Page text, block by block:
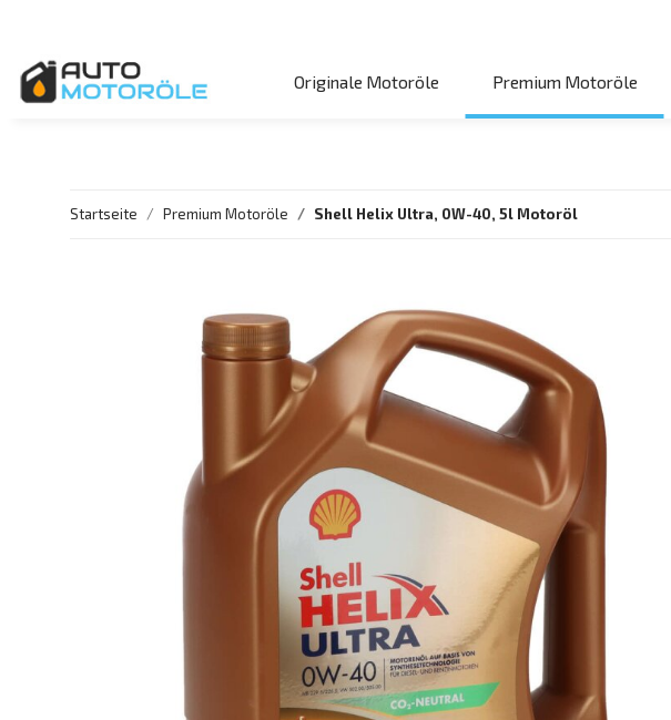
Originale Motoröle Premium Motoröle
Startseite Premium Motoröle Shell Helix Ultra, 0W-40, 5l Motoröl